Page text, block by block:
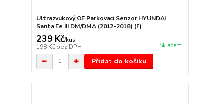
Ultrazvukový OE Parkovací Senzor HYUNDAI
Santa Fe III DM/DMA (2012-2018) (F)
239 Kč/kus
198 Kč bez DPH Skladem
Přidat do košíku